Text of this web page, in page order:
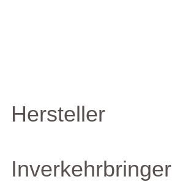
Hersteller
Inverkehrbringer